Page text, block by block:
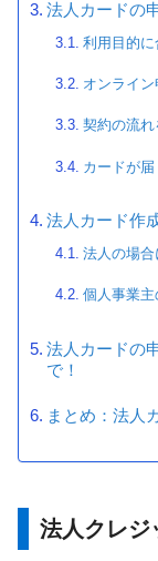
法人カードの
利用目的
オンライ
契約の流
カードが
法人カード作
法人の場
個人事業
法人カードの
で！
まとめ：法人
法人クレジ